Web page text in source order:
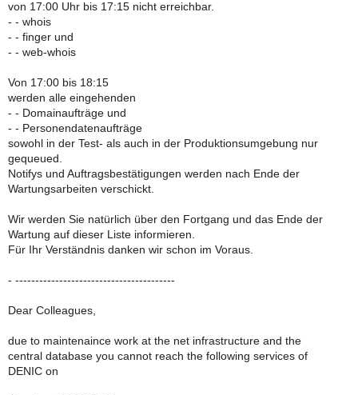
von 17:00 Uhr bis 17:15 nicht erreichbar.
- - whois
- - finger und
- - web-whois
Von 17:00 bis 18:15
werden alle eingehenden
- - Domainaufträge und
- - Personendatenaufträge
sowohl in der Test- als auch in der Produktionsumgebung nur
gequeued.
Notifys und Auftragsbestätigungen werden nach Ende der
Wartungsarbeiten verschickt.
Wir werden Sie natürlich über den Fortgang und das Ende der
Wartung auf dieser Liste informieren.
Für Ihr Verständnis danken wir schon im Voraus.
- ----------------------------------------
Dear Colleagues,
due to maintenaince work at the net infrastructure and the
central database you cannot reach the following services of
DENIC on